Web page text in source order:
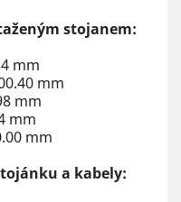
stojanem:
mm
mm
mm
mm
mm
a kabely: